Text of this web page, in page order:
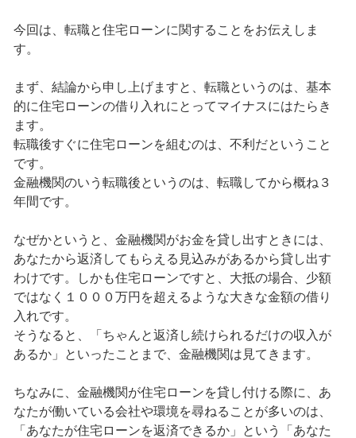
今回は、転職と住宅ローンに関することをお伝えしま
す。
まず、結論から申し上げますと、転職というのは、基本
的に住宅ローンの借り入れにとってマイナスにはたらき
ます。
転職後すぐに住宅ローンを組むのは、不利だということ
です。
金融機関のいう転職後というのは、転職してから概ね３
年間です。
なぜかというと、金融機関がお金を貸し出すときには、
あなたから返済してもらえる見込みがあるから貸し出す
わけです。しかも住宅ローンですと、大抵の場合、少額
ではなく１０００万円を超えるような大きな金額の借り
入れです。
そうなると、「ちゃんと返済し続けられるだけの収入が
あるか」といったことまで、金融機関は見てきます。
ちなみに、金融機関が住宅ローンを貸し付ける際に、あ
なたが働いている会社や環境を尋ねることが多いのは、
「あなたが住宅ローンを返済できるか」という「あなた